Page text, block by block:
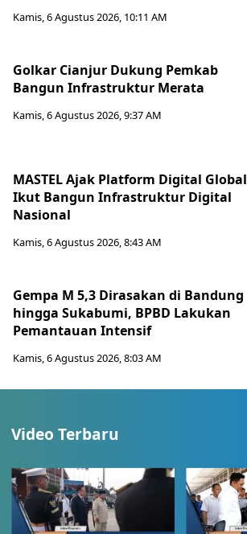
Kamis, 6 Agustus 2026, 10:11 AM
Golkar Cianjur Dukung Pemkab
Bangun Infrastruktur Merata
Kamis, 6 Agustus 2026, 9:37 AM
MASTEL Ajak Platform Digital Global
Ikut Bangun Infrastruktur Digital
Nasional
Kamis, 6 Agustus 2026, 8:43 AM
Gempa M 5,3 Dirasakan di Bandung
hingga Sukabumi, BPBD Lakukan
Pemantauan Intensif
Kamis, 6 Agustus 2026, 8:03 AM
Video Terbaru